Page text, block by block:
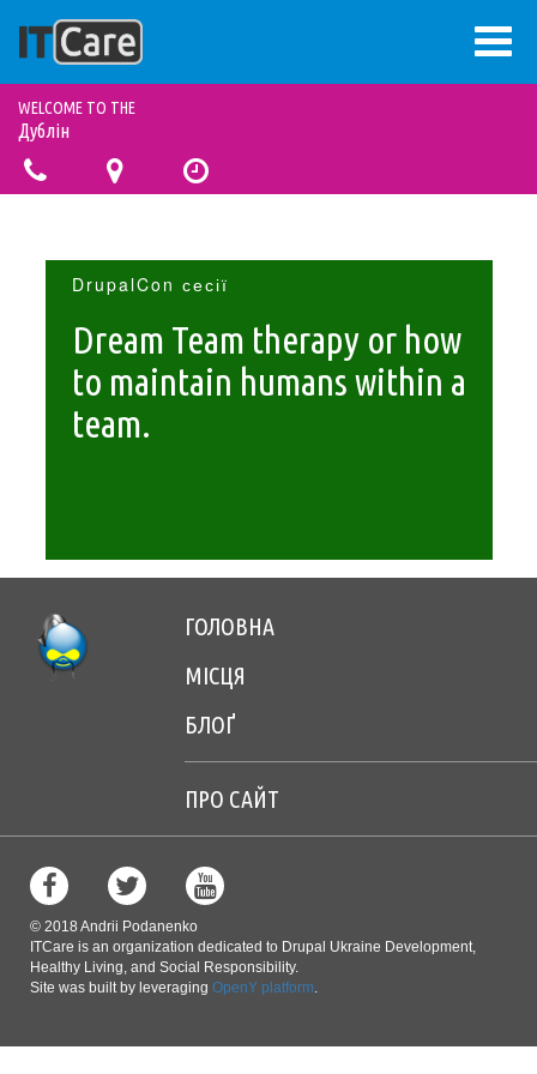
основного
вмісту
облікового
запису
користувача
ВХІД
Основна
навіґація
ГОЛОВНА
ПРОЕКТИ
WELCOME TO THE
Дублін
DrupalCon сесії
Dream Team therapy or how
to maintain humans within a
team.
Footer
menu
center
ГОЛОВНА
МІСЦЯ
БЛОҐ
Footer
menu
right
ПРО САЙТ
© 2018 Andrii Podanenko
ITCare is an organization dedicated to Drupal Ukraine Development,
Healthy Living, and Social Responsibility.
Site was built by leveraging OpenY platform.